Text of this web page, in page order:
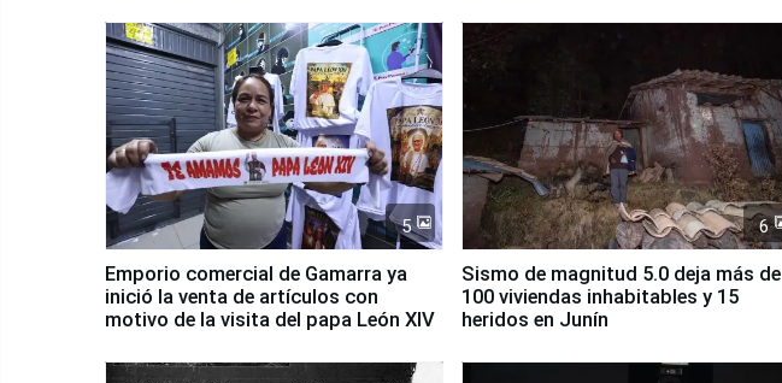
5
Emporio comercial de Gamarra ya
inició la venta de artículos con
motivo de la visita del papa León XIV
6
Sismo de magnitud 5.0 deja más de
100 viviendas inhabitables y 15
heridos en Junín